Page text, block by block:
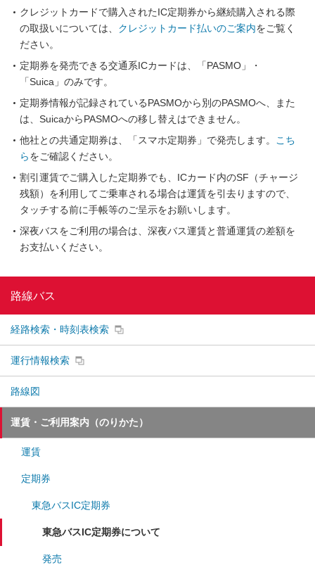
クレジットカードで購入されたIC定期券から継続購入される際
の取扱いについては、 クレジットカード払いのご案内をご覧く
ださい。
定期券を発売できる交通系ICカードは、「PASMO」・
「Suica」のみです。
定期券情報が記録されているPASMOから別のPASMOへ、また
は、SuicaからPASMOへの移し替えはできません。
他社との共通定期券は、「スマホ定期券」で発売します。
こち
らをご確認ください。
割引運賃でご購入した定期券でも、ICカード内のSF（チャージ
残額）を利用してご乗車される場合は運賃を引去りますので、
タッチする前に手帳等のご呈示をお願いします。
深夜バスをご利用の場合は、深夜バス運賃と普通運賃の差額を
お支払いください。
路線バス
経路検索・時刻表検索
運行情報検索
路線図
運賃・ご利用案内（のりかた）
運賃
定期券
東急バスIC定期券
東急バスIC定期券について
発売